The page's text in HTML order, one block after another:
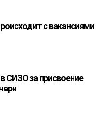
с вакансиями
СИЗО за присвоение